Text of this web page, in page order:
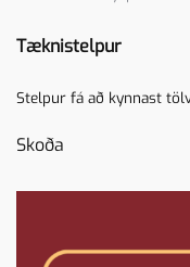
Tæknistelpur
Stelpur fá að kynnast
Skoða